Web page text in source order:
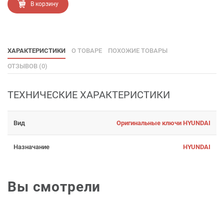
В корзину
ХАРАКТЕРИСТИКИ О ТОВАРЕ ПОХОЖИЕ ТОВАРЫ
ОТЗЫВОВ (0)
ТЕХНИЧЕСКИЕ ХАРАКТЕРИСТИКИ
Вид Оригинальные ключи HYUNDAI
Назначание HYUNDAI
Вы смотрели